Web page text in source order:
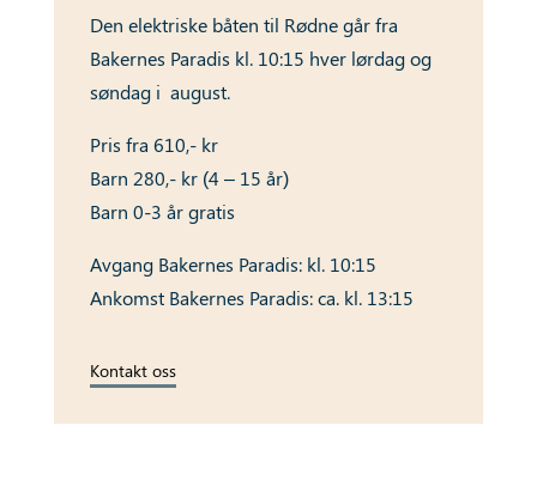
Den elektriske båten til Rødne går fra
Bakernes Paradis kl. 10:15 hver lørdag og
søndag i august.
Pris fra 610,- kr
Barn 280,- kr (4 – 15 år)
Barn 0-3 år gratis
Avgang Bakernes Paradis: kl. 10:15
Ankomst Bakernes Paradis: ca. kl. 13:15
Kontakt oss